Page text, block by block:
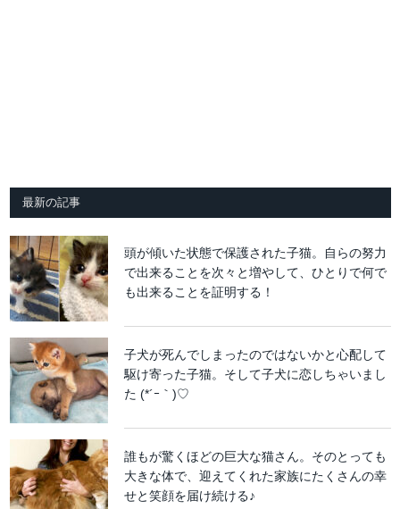
最新の記事
頭が傾いた状態で保護された子猫。自らの努力
で出来ることを次々と増やして、ひとりで何で
も出来ることを証明する！
子犬が死んでしまったのではないかと心配して
駆け寄った子猫。そして子犬に恋しちゃいまし
た (*´ｰ｀)♡
誰もが驚くほどの巨大な猫さん。そのとっても
大きな体で、迎えてくれた家族にたくさんの幸
せと笑顔を届け続ける♪